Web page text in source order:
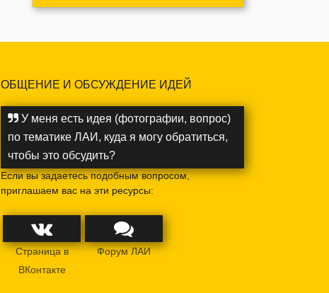
ОБЩЕНИЕ И ОБСУЖДЕНИЕ ИДЕЙ
У меня есть идея (фотографии, вопрос)
по тематике ЛАИ, куда я могу обратиться,
чтобы это обсудить?
Если вы задаетесь подобным вопросом,
приглашаем вас на эти ресурсы:
Страница в
ВКонтакте
Форум ЛАИ